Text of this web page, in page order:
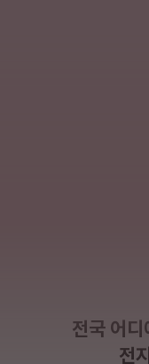
전국 어
전